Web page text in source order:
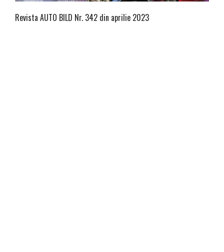
Revista AUTO BILD Nr. 342 din aprilie 2023